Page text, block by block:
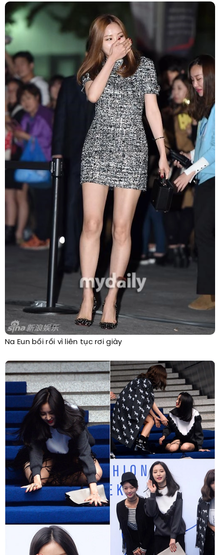
Na Eun bối rối vì liên tục rơi giày